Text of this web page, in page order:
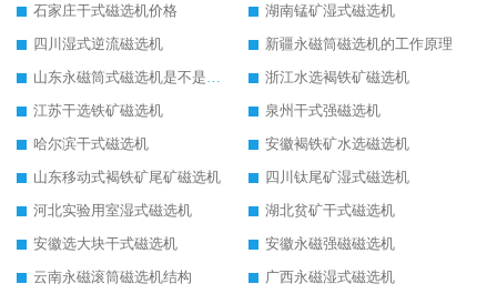
石家庄干式磁选机价格
湖南锰矿湿式磁选机
四川湿式逆流磁选机
新疆永磁筒磁选机的工作原理
山东永磁筒式磁选机是不是强磁
浙江水选褐铁矿磁选机
江苏干选铁矿磁选机
泉州干式强磁选机
哈尔滨干式磁选机
安徽褐铁矿水选磁选机
山东移动式褐铁矿尾矿磁选机
四川钛尾矿湿式磁选机
河北实验用室湿式磁选机
湖北贫矿干式磁选机
安徽选大块干式磁选机
安徽永磁强磁磁选机
云南永磁滚筒磁选机结构
广西永磁湿式磁选机